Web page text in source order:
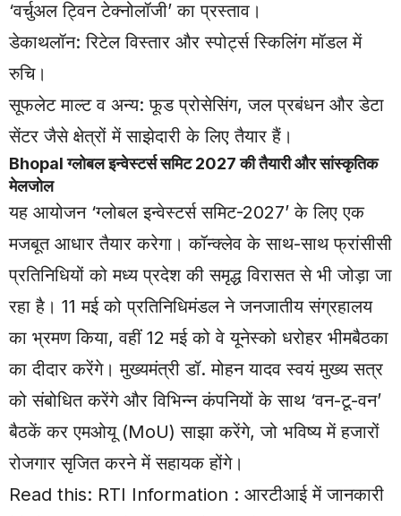
‘वर्चुअल ट्विन टेक्नोलॉजी’ का प्रस्ताव।
डेकाथलॉन: रिटेल विस्तार और स्पोर्ट्स स्किलिंग मॉडल में
रुचि।
सूफलेट माल्ट व अन्य: फूड प्रोसेसिंग, जल प्रबंधन और डेटा
सेंटर जैसे क्षेत्रों में साझेदारी के लिए तैयार हैं।
Bhopal ग्लोबल इन्वेस्टर्स समिट 2027 की तैयारी और सांस्कृतिक
मेलजोल
यह आयोजन ‘ग्लोबल इन्वेस्टर्स समिट-2027’ के लिए एक
मजबूत आधार तैयार करेगा। कॉन्क्लेव के साथ-साथ फ्रांसीसी
प्रतिनिधियों को मध्य प्रदेश की समृद्ध विरासत से भी जोड़ा जा
रहा है। 11 मई को प्रतिनिधिमंडल ने जनजातीय संग्रहालय
का भ्रमण किया, वहीं 12 मई को वे यूनेस्को धरोहर भीमबैठका
का दीदार करेंगे। मुख्यमंत्री डॉ. मोहन यादव स्वयं मुख्य सत्र
को संबोधित करेंगे और विभिन्न कंपनियों के साथ ‘वन-टू-वन’
बैठकें कर एमओयू (MoU) साझा करेंगे, जो भविष्य में हजारों
रोजगार सृजित करने में सहायक होंगे।
Read this: RTI Information : आरटीआई में जानकारी